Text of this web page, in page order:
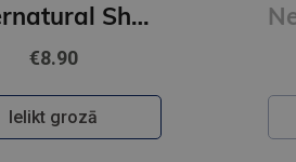
Supernatural Short Stories : Tales of Murder and Letters on Demonology and Witchcraf (Alma Classics)
€8.90
Ielikt grozā